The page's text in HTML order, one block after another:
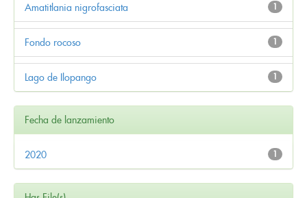
1
Amatitlania nigrofasciata
1
Fondo rocoso
1
Lago de Ilopango
Fecha de lanzamiento
1
2020